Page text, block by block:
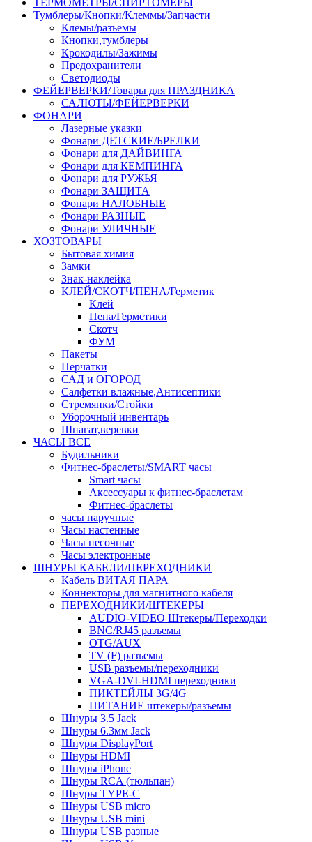
ТЕРМОМЕТРЫ/СПИРТОМЕРЫ
Тумблеры/Кнопки/Клеммы/Запчасти
Клемы/разъемы
Кнопки,тумблеры
Крокодилы/Зажимы
Предохранители
Светодиоды
ФЕЙЕРВЕРКИ/Товары для ПРАЗДНИКА
САЛЮТЫ/ФЕЙЕРВЕРКИ
ФОНАРИ
Лазерные указки
Фонари ДЕТСКИЕ/БРЕЛКИ
Фонари для ДАЙВИНГА
Фонари для КЕМПИНГА
Фонари для РУЖЬЯ
Фонари ЗАЩИТА
Фонари НАЛОБНЫЕ
Фонари РАЗНЫЕ
Фонари УЛИЧНЫЕ
ХОЗТОВАРЫ
Бытовая химия
Замки
Знак-наклейка
КЛЕЙ/СКОТЧ/ПЕНА/Герметик
Клей
Пена/Герметики
Скотч
ФУМ
Пакеты
Перчатки
САД и ОГОРОД
Салфетки влажные,Антисептики
Стремянки/Стойки
Уборочный инвентарь
Шпагат,веревки
ЧАСЫ ВСЕ
Будильники
Фитнес-браслеты/SMART часы
Smart часы
Аксессуары к фитнес-браслетам
Фитнес-браслеты
часы наручные
Часы настенные
Часы песочные
Часы электронные
ШНУРЫ КАБЕЛИ/ПЕРЕХОДНИКИ
Кабель ВИТАЯ ПАРА
Коннекторы для магнитного кабеля
ПЕРЕХОДНИКИ/ШТЕКЕРЫ
AUDIO-VIDEO Штекеры/Переходки
BNC/RJ45 разъемы
OTG/AUX
TV (F) разъемы
USB разъемы/переходники
VGA-DVI-HDMI переходники
ПИКТЕЙЛЫ 3G/4G
ПИТАНИЕ штекеры/разъемы
Шнуры 3.5 Jack
Шнуры 6.3мм Jack
Шнуры DisplayPort
Шнуры HDMI
Шнуры iPhone
Шнуры RCA (тюльпан)
Шнуры TYPE-C
Шнуры USB micro
Шнуры USB mini
Шнуры USB разные